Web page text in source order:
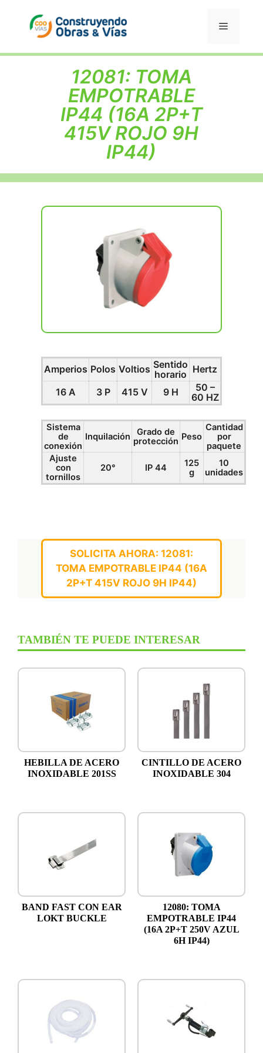
contenido
Menú
12081: TOMA
EMPOTRABLE
IP44 (16A 2P+T
415V ROJO 9H
IP44)
Amperios Polos Voltios Sentido
horario Hertz
16 A
3 P 415 V 9 H
50 –
60 HZ
Sistema
de
conexión
Inquilación
Grado de
protección Peso
Cantidad
por
paquete
Ajuste
con
tornillos
20° IP 44
125
g
10
unidades
SOLICITA AHORA: 12081:
TOMA EMPOTRABLE IP44 (16A
2P+T 415V ROJO 9H IP44)
TAMBIÉN TE PUEDE INTERESAR
HEBILLA DE ACERO
INOXIDABLE 201SS
CINTILLO DE ACERO
INOXIDABLE 304
BAND FAST CON EAR
LOKT BUCKLE
12080: TOMA
EMPOTRABLE IP44
(16A 2P+T 250V AZUL
6H IP44)